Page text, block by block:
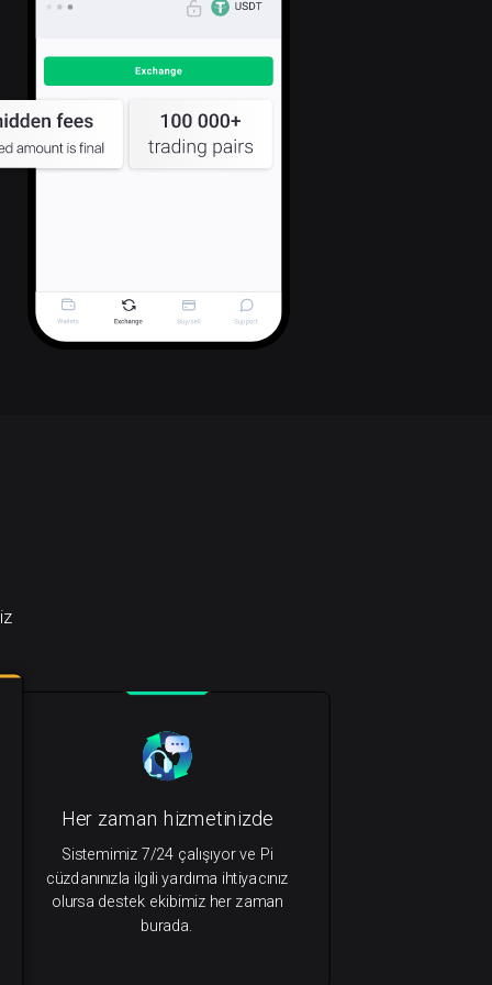
Her zaman hizmetinizde
Sistemimiz 7/24 çalışıyor ve Pi
cüzdanınızla ilgili yardıma ihtiyacınız
olursa destek ekibimiz her zaman
burada.